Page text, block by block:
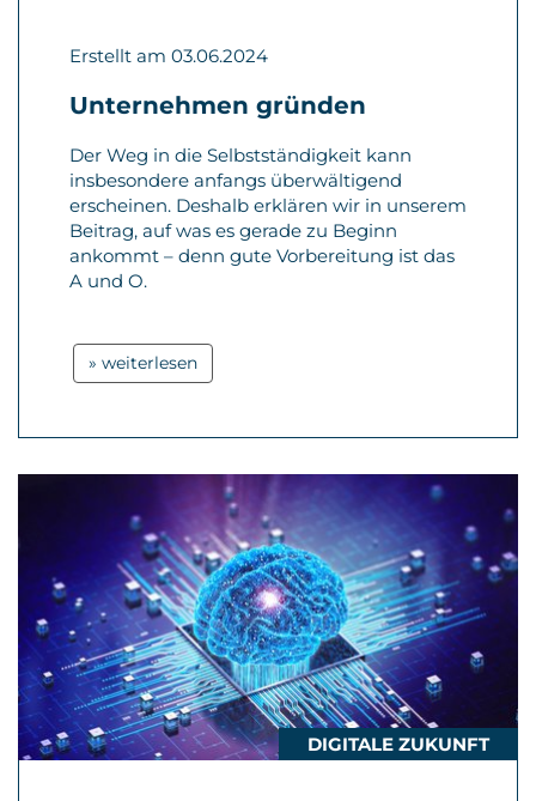
Erstellt am 03.06.2024
Unternehmen gründen
Der Weg in die Selbstständigkeit kann
insbesondere anfangs überwältigend
erscheinen. Deshalb erklären wir in unserem
Beitrag, auf was es gerade zu Beginn
ankommt – denn gute Vorbereitung ist das
A und O.
» weiterlesen
DIGITALE ZUKUNFT